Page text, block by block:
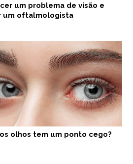
um problema de visão e
um oftalmologista
olhos tem um ponto cego?